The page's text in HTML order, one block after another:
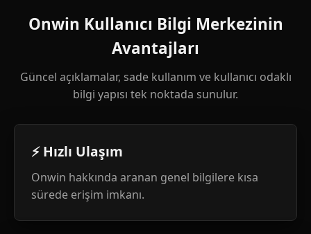
Onwin Kullanıcı Bilgi Merkezinin
Avantajları
Güncel açıklamalar, sade kullanım ve kullanıcı odaklı
bilgi yapısı tek noktada sunulur.
⚡ Hızlı Ulaşım
Onwin hakkında aranan genel bilgilere kısa
sürede erişim imkanı.